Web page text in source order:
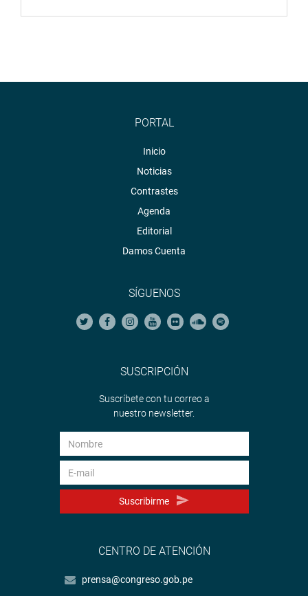
PORTAL
Inicio
Noticias
Contrastes
Agenda
Editorial
Damos Cuenta
SÍGUENOS
SUSCRIPCIÓN
Suscríbete con tu correo a
nuestro newsletter.
Suscribirme
CENTRO DE ATENCIÓN
prensa@congreso.gob.pe